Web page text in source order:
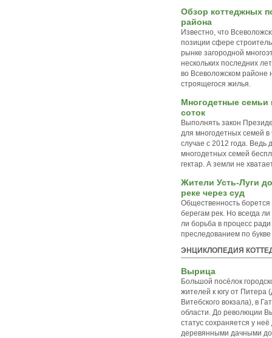
Обзор коттеджных
района
Известно, что
позиции сфере
рынке загородной
нескольких последних
во Всеволожском районе
строящегося жилья.
Многодетные семьи
соток
Выполнять закон
для многодетных семей в
случае с 2012 года. Ведь
многодетных семей
гектар. А земли не
Жители Усть-Луги
реке через суд
Общественность борется
берегам рек. Но всегда
ли борьба в процесс
преследованием по букве
ЭНЦИКЛОПЕДИЯ
Вырица
Большой посёлок
жителей к югу от Питера
Витебского вокзала), в
области. До революции
статус сохраняется у
деревянными дачными